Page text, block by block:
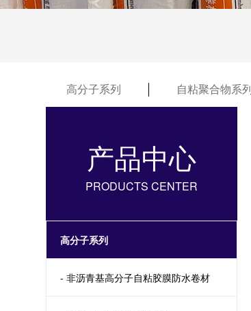
高分子系列 自粘聚合物系列
产品中心
PRODUCTS CENTER
高分子系列
- 非沥青基高分子自粘胶膜防水卷材